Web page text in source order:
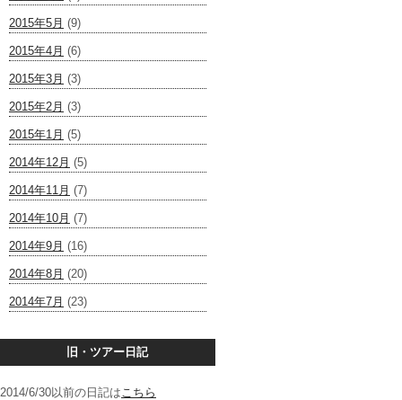
2015年5月 (9)
2015年4月 (6)
2015年3月 (3)
2015年2月 (3)
2015年1月 (5)
2014年12月 (5)
2014年11月 (7)
2014年10月 (7)
2014年9月 (16)
2014年8月 (20)
2014年7月 (23)
旧・ツアー日記
2014/6/30以前の日記はこちら